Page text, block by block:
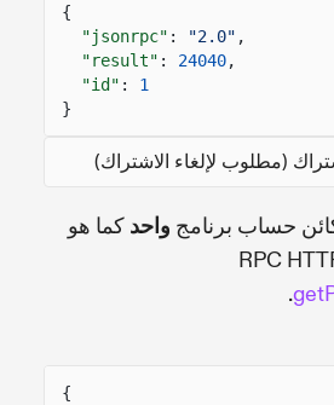
{
"jsonrpc" : "2.0" ,
"result" : 24040,
"id" :
1
}
(مطلوب لإلغاء الاشتراك)
حساب برنامج واحد كما هو
.
{